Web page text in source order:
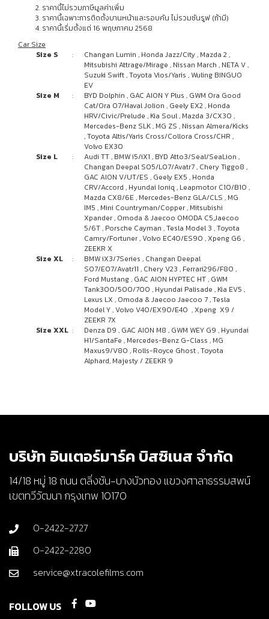
ราคานี้ไม่รวมภาษีมูลค่าเพิ่ม
ราคานี้เฉพาะการติดตั้งบานหน้าและรอบคัน ไม่รวมซันรูฟ (ถ้ามี)
ราคานี้เริ่มตั้งแต่ 16 พฤษภาคม 2568
Car Size
Size S
:
Changan Lumin , Honda Jazz/City , Mazda 2 ,
Mitsubishi Attrage/Mirage , Nissan March , NETA V ,
Suzuki Swift , Toyota Vios/Yaris , Wuling BINGUO
EV
Size M
:
BYD Dolphin , GAC AION Y Plus , GWM Ora Good
Cat/Ora 07/Haval Jolion , Geely EX2 , Honda
HRV/Civic/Prelude , Kia Soul , Mazda 3/CX30 ,
Mercedes-Benz SLK , MG ZS , Nissan Almera/Kicks
, Toyota Altis/Yaris Cross/Collora Cross/CHR ,
Volvo EX30
Size L
:
Audi TT , BMW i5/iX1 , BYD Atto3/Seal/SeaLion ,
Changan Deepal S05/L07/Avatr7 , Chery Tiggo8 ,
GAC AION V/UT/ES , Geely EX5 , Honda
CRV/Accord , Hyundai Ioniq , Leapmotor C10/B10 ,
Mazda CX8/6E , Mercedes-Benz GLA/CLS , MG
IM5 , Mini Countryman/Copper , Mitsubishi
Xpander , Omoda & Jaecoo OMODA C5,Jaecoo
5/6T , Porsche Cayman , Tesla Model 3 , Toyota
Camry/Fortuner , Volvo EC40/ES90 , Xpeng G6 ,
ZEEKR X
Size XL
:
BMW iX3/7Series , Changan Deepal
S07/E07/Avatr11 , Chery V23 , Ferrari296/F80 ,
Ford Mustang , GAC AION HYPTEC HT , GWM
Tank300/500/700 , Hyundai Palisade , Kia EV5 ,
Lexus LX , Omoda & Jaecoo Jaecoo 7 , Tesla
Model Y , Volvo V40/EX90/E40 , Xpeng X9 /
ZEEKR 7X
Size XXL :
Denza D9 , GAC AION M8 , GWM WEY G9 , Hyundai
H1/SantaFe , Mercedes-Benz G-Class , MG
Maxus9/V80 , Rolls-Royce Ghost , Toyota
Alphard, Majesty / ZEEKR 9
บริษัท อินเตอร์มาร์ค บิสซิเนส จำกัด
14/18 หมู่ 18 ถนน ตลิ่งชัน-บางบัวทอง แขวงศาลาธรรมสพน์
เขตทวีวัฒนา กรุงเทพ 10170
0-2422-2727
0-2422-2280
service@xtracolefilms.com
FOLLOW US